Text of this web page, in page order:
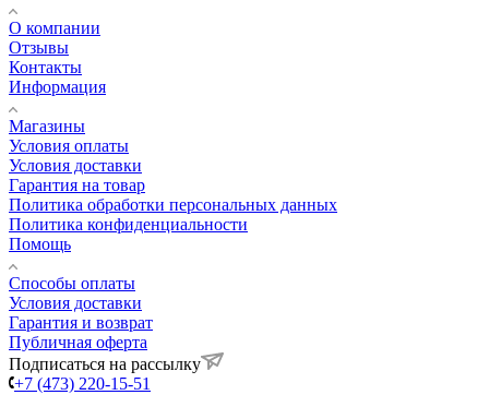
О компании
Отзывы
Контакты
Информация
Магазины
Условия оплаты
Условия доставки
Гарантия на товар
Политика обработки персональных данных
Политика конфиденциальности
Помощь
Способы оплаты
Условия доставки
Гарантия и возврат
Публичная оферта
Подписаться на рассылку
+7 (473) 220-15-51